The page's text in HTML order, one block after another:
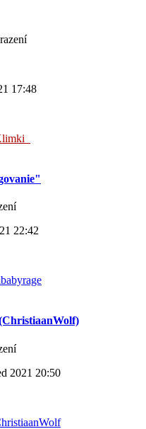
17:48
22:42
2021 20:50